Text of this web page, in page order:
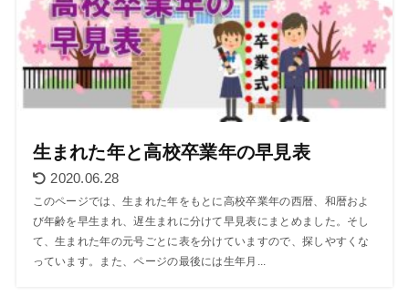
生まれた年と高校卒業年の早見表
2020.06.28
このページでは、生まれた年をもとに高校卒業年の西暦、和暦およ
び年齢を早生まれ、遅生まれに分けて早見表にまとめました。そし
て、生まれた年の元号ごとに表を分けていますので、探しやすくな
っています。また、ページの最後には生年月...